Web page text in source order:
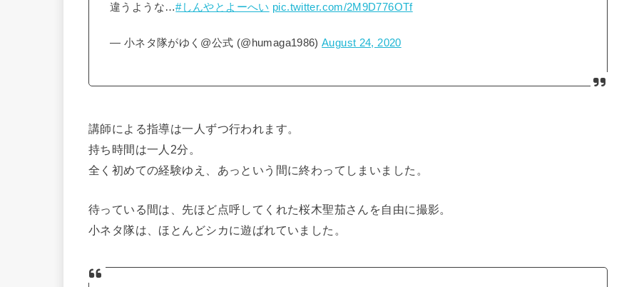
違うような…#しんやとよーへい pic.twitter.com/2M9D776OTf
— 小ネタ隊がゆく@公式 (@humaga1986)August 24, 2020
講師による指導は一人ずつ行われます。
持ち時間は一人2分。
全く初めての経験ゆえ、あっという間に終わってしまいました。
待っている間は、先ほど点呼してくれた桜木聖茄さんを自由に撮影。
小ネタ隊は、ほとんどシカに遊ばれていました。